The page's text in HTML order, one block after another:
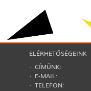
ELÉRHETŐSÉGEINK
· CÍMÜNK:
· E-MAIL:
· TELEFON: